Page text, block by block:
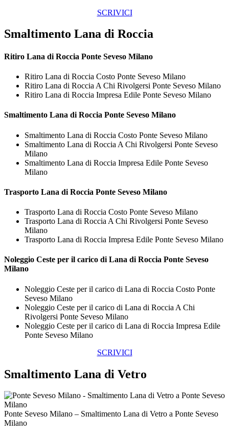
SCRIVICI
Smaltimento Lana di Roccia
Ritiro Lana di Roccia Ponte Seveso Milano
Ritiro Lana di Roccia Costo Ponte Seveso Milano
Ritiro Lana di Roccia A Chi Rivolgersi Ponte Seveso Milano
Ritiro Lana di Roccia Impresa Edile Ponte Seveso Milano
Smaltimento Lana di Roccia Ponte Seveso Milano
Smaltimento Lana di Roccia Costo Ponte Seveso Milano
Smaltimento Lana di Roccia A Chi Rivolgersi Ponte Seveso
Milano
Smaltimento Lana di Roccia Impresa Edile Ponte Seveso
Milano
Trasporto Lana di Roccia Ponte Seveso Milano
Trasporto Lana di Roccia Costo Ponte Seveso Milano
Trasporto Lana di Roccia A Chi Rivolgersi Ponte Seveso
Milano
Trasporto Lana di Roccia Impresa Edile Ponte Seveso Milano
Noleggio Ceste per il carico di Lana di Roccia Ponte Seveso
Milano
Noleggio Ceste per il carico di Lana di Roccia Costo Ponte
Seveso Milano
Noleggio Ceste per il carico di Lana di Roccia A Chi
Rivolgersi Ponte Seveso Milano
Noleggio Ceste per il carico di Lana di Roccia Impresa Edile
Ponte Seveso Milano
SCRIVICI
Smaltimento Lana di Vetro
Ponte Seveso Milano – Smaltimento Lana di Vetro a Ponte Seveso
Milano